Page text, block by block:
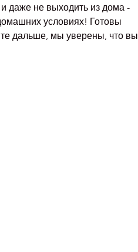
и даже не выходить из дома -
условиях! Готовы
дальше, мы уверены, что вы